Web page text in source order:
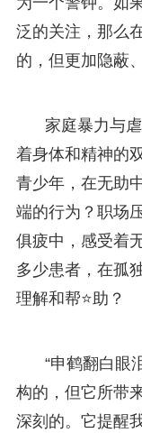
泛的关注，那么
的，但更加隐蔽
家庭暴力与
着身体和精神的
青少年，在无助
端的行为？职场
俱疲中，感受着
多少患者，在孤
理解和帮⭐助？
“申鹤翻白眼
构的，但它所带
深刻的。它提醒